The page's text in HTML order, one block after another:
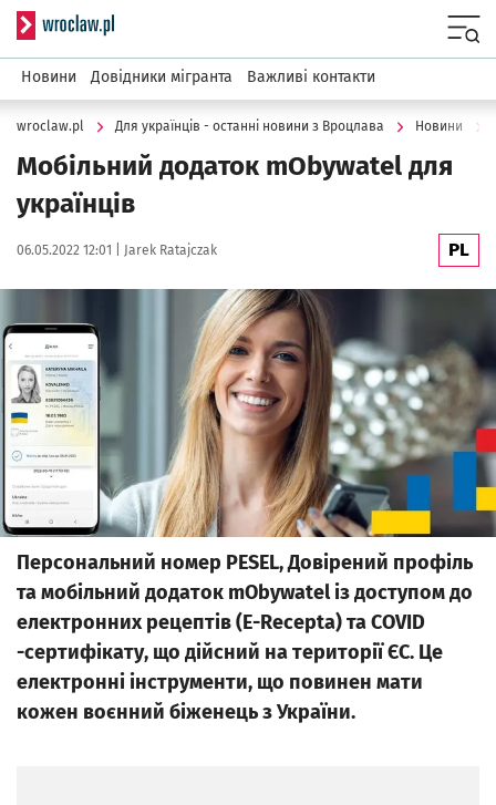
Serwis informacyjny wroclaw.pl
Новини Довідники мігранта Важливі контакти
wroclaw.pl Для українців - останні новини з Вроцлава Новини
Мобільний додаток mObywatel для
українців
Data publikacji:
06.05.2022 12:01 | Autor:
Jarek Ratajczak PL
Персональний номер PESEL, Довірений профіль
та мобільний додаток mObywatel із доступом до
електронних рецептів (E-Recepta) та COVID
-сертифікату, що дійсний на території ЄС. Це
електронні інструменти, що повинен мати
кожен воєнний біженець з України.